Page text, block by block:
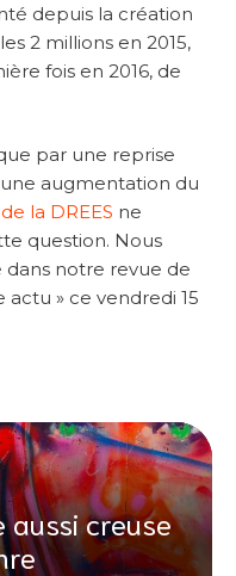
depuis la création
2 millions en 2015,
fois en 2016, de
par une reprise
augmentation du
la DREES ne
question. Nous
notre revue de
actu » ce vendredi 15
aussi creuse